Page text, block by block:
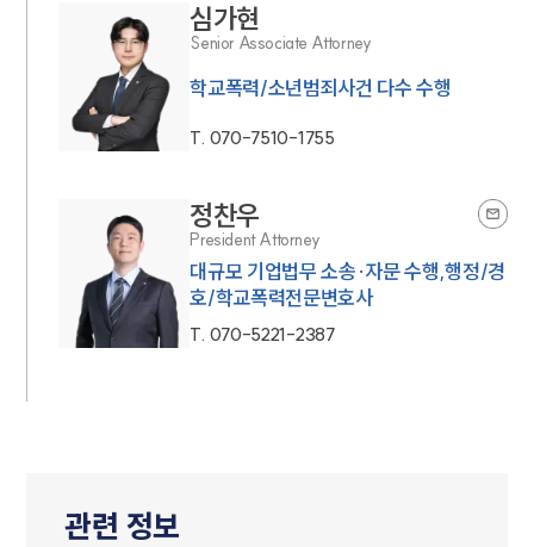
심가현
Senior Associate Attorney
학교폭력/소년범죄사건 다수 수행
T. 070-7510-1755
정찬우
President Attorney
대규모 기업법무 소송·자문 수행,행정/경
호/학교폭력전문변호사
T. 070-5221-2387
관련 정보